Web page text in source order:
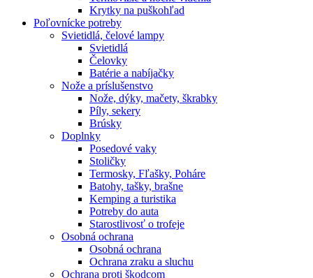
Krytky na puškohľad
Poľovnícke potreby
Svietidlá, čelové lampy
Svietidlá
Čelovky
Batérie a nabíjačky
Nože a príslušenstvo
Nože, dýky, mačety, škrabky
Píly, sekery
Brúsky
Doplnky
Posedové vaky
Stoličky
Termosky, Fľašky, Poháre
Batohy, tašky, brašne
Kemping a turistika
Potreby do auta
Starostlivosť o trofeje
Osobná ochrana
Osobná ochrana
Ochrana zraku a sluchu
Ochrana proti škodcom